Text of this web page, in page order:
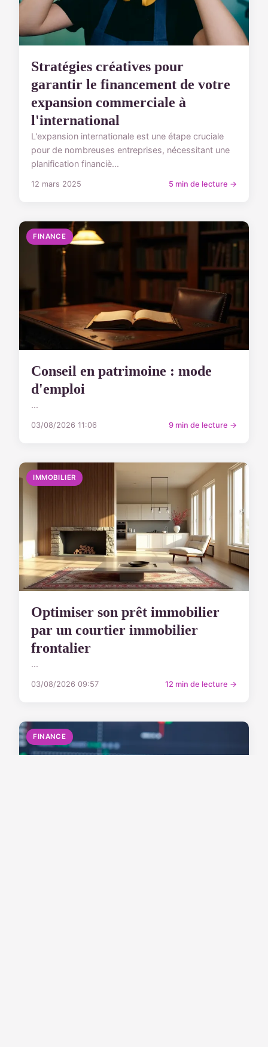
Stratégies créatives pour
garantir le financement de votre
expansion commerciale à
l'international
L'expansion internationale est une étape cruciale
pour de nombreuses entreprises, nécessitant une
planification financiè...
12 mars 2025 5 min de lecture →
FINANCE
Conseil en patrimoine : mode
d'emploi
...
03/08/2026 11:06 9 min de lecture →
IMMOBILIER
Optimiser son prêt immobilier
par un courtier immobilier
frontalier
...
03/08/2026 09:57 12 min de lecture →
FINANCE